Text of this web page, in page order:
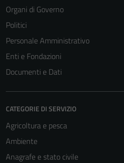
Organi di Governo
Politici
Personale Amministrativo
Enti e Fondazioni
Documenti e Dati
CATEGORIE DI SERVIZIO
Agricoltura e pesca
Ambiente
Anagrafe e stato civile